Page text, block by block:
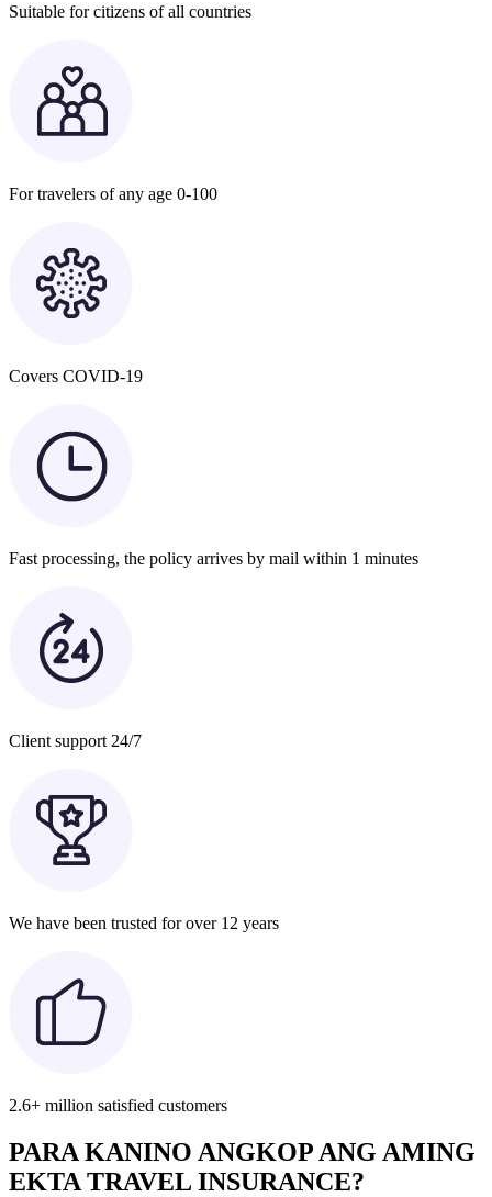
Suitable for citizens of all countries
For travelers of any age 0-100
Covers COVID-19
Fast processing, the policy arrives by mail within 1 minutes
Client support 24/7
We have been trusted for over 12 years
2.6+ million satisfied customers
PARA KANINO ANGKOP ANG AMING
EKTA TRAVEL INSURANCE?